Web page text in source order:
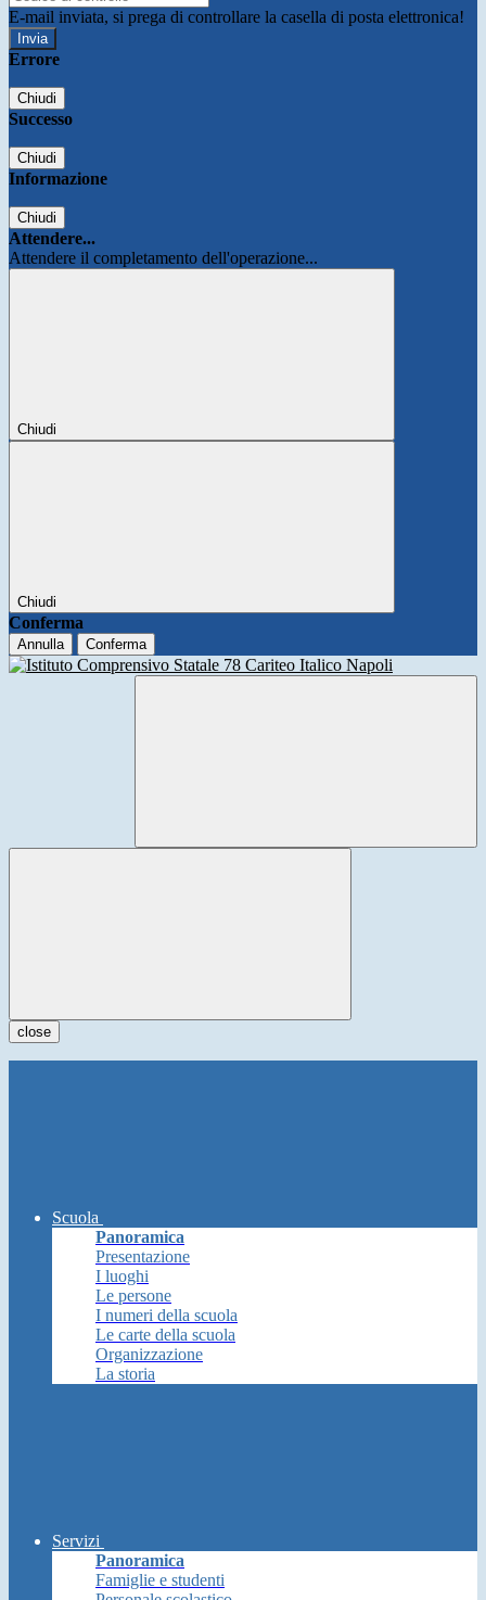
E-mail inviata, si prega di controllare la casella di posta elettronica!
Errore
Chiudi
Successo
Chiudi
Informazione
Chiudi
Attendere...
Attendere il completamento dell'operazione...
Chiudi
Chiudi
Conferma
Annulla Conferma
close
Scuola
Panoramica
Presentazione
I luoghi
Le persone
I numeri della scuola
Le carte della scuola
Organizzazione
La storia
Servizi
Panoramica
Famiglie e studenti